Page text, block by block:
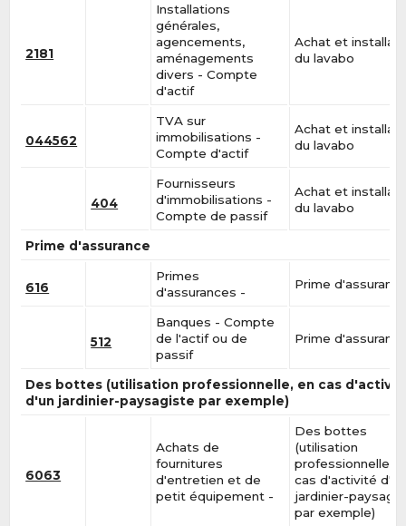
2181
Installations
générales,
agencements,
aménagements
divers - Compte
d'actif
Achat et
du lavabo
044562
TVA sur
immobilisations -
Compte d'actif
Achat et
du lavabo
404
Fournisseurs
d'immobilisations -
Compte de passif
Achat et
du lavabo
Prime d'assurance
616
Primes
d'assurances -
Prime
512
Banques - Compte
de l'actif ou de
passif
Prime
Des bottes (utilisation professionnelle, en cas
d'un jardinier-paysagiste par exemple)
6063
Achats de
fournitures
d'entretien et de
petit équipement -
Des bottes
(utilisation
professionnelle,
cas d'activité d'un
jardinier-
par exemple)